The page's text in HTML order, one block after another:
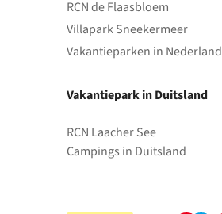
RCN de Flaasbloem
Villapark Sneekermeer
Vakantieparken in Nederland
Vakantiepark in Duitsland
RCN Laacher See
Campings in Duitsland